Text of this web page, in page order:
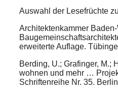
Auswahl der Lesefrüchte
Architektenkammer
erweiterte Auflage.
Berding, U.; Grafinger, M.;
wohnen und mehr …
Schriftenreihe Nr. 35.